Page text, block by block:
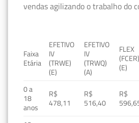
vendas agilizando o trabalho do
Faixa
Etária
EFETIVO
IV
(TRWE)
(E)
EFETIVO
IV
(TRWQ)
(A)
FLEX
(FCER)
(E)
0 a
18
anos
R$
478,11
R$
516,40
R$